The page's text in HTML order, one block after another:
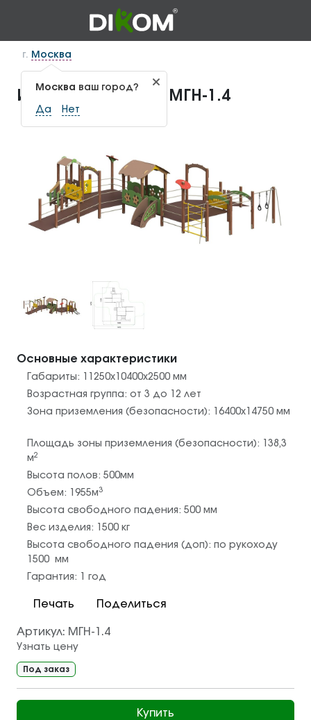
г. Москва
Москва ваш город?
Да Нет
Игровой комплекс МГН-1.4
Основные характеристики
Габариты: 11250х10400х2500 мм
Возрастная группа: от 3 до 12 лет
Зона приземления (безопасности):
16400х14750 мм
Площадь зоны приземления (безопасности):
138,3
м2
Высота полов: 500мм
Объем:
1955м3
Высота свободного падения: 500мм
Вес изделия:
1500 кг
Высота свободного падения (доп): по рукоходу
1500 мм
Гарантия:
1 год
Печать Поделиться
Артикул: МГН-1.4
Узнать цену
Под заказ
Купить